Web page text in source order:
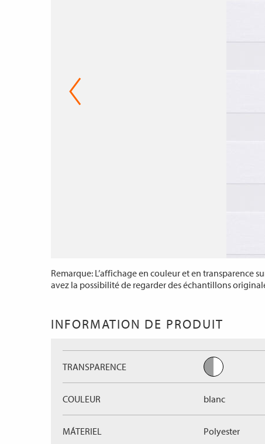
Remarque: L’affichage en couleur et en transparence
avez la possibilité de regarder des échantillons
INFORMATION DE PRODUIT
TRANSPARENCE
COULEUR blanc
MÁTERIEL Polyester